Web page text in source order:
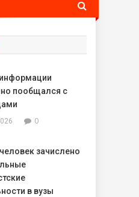
пообщался с
0
зачислено
в вузы